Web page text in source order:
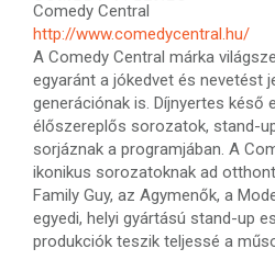
Comedy Central
http://www.comedycentral.hu/
A Comedy Central márka
egyaránt a jókedvet és nevetést
generációnak is. Díjnyertes késő
élőszereplős sorozatok, stand-
sorjáznak a programjában. A
ikonikus sorozatoknak ad
Family Guy, az Agymenők, a
egyedi, helyi gyártású stand-up
produkciók teszik teljessé a